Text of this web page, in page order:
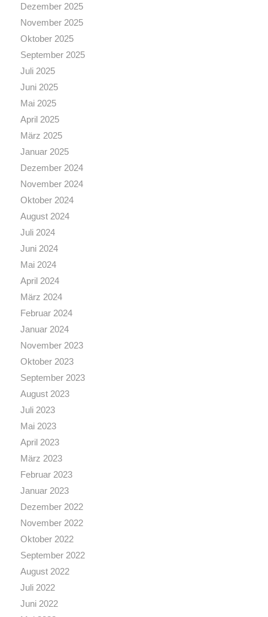
Dezember 2025
November 2025
Oktober 2025
September 2025
Juli 2025
Juni 2025
Mai 2025
April 2025
März 2025
Januar 2025
Dezember 2024
November 2024
Oktober 2024
August 2024
Juli 2024
Juni 2024
Mai 2024
April 2024
März 2024
Februar 2024
Januar 2024
November 2023
Oktober 2023
September 2023
August 2023
Juli 2023
Mai 2023
April 2023
März 2023
Februar 2023
Januar 2023
Dezember 2022
November 2022
Oktober 2022
September 2022
August 2022
Juli 2022
Juni 2022